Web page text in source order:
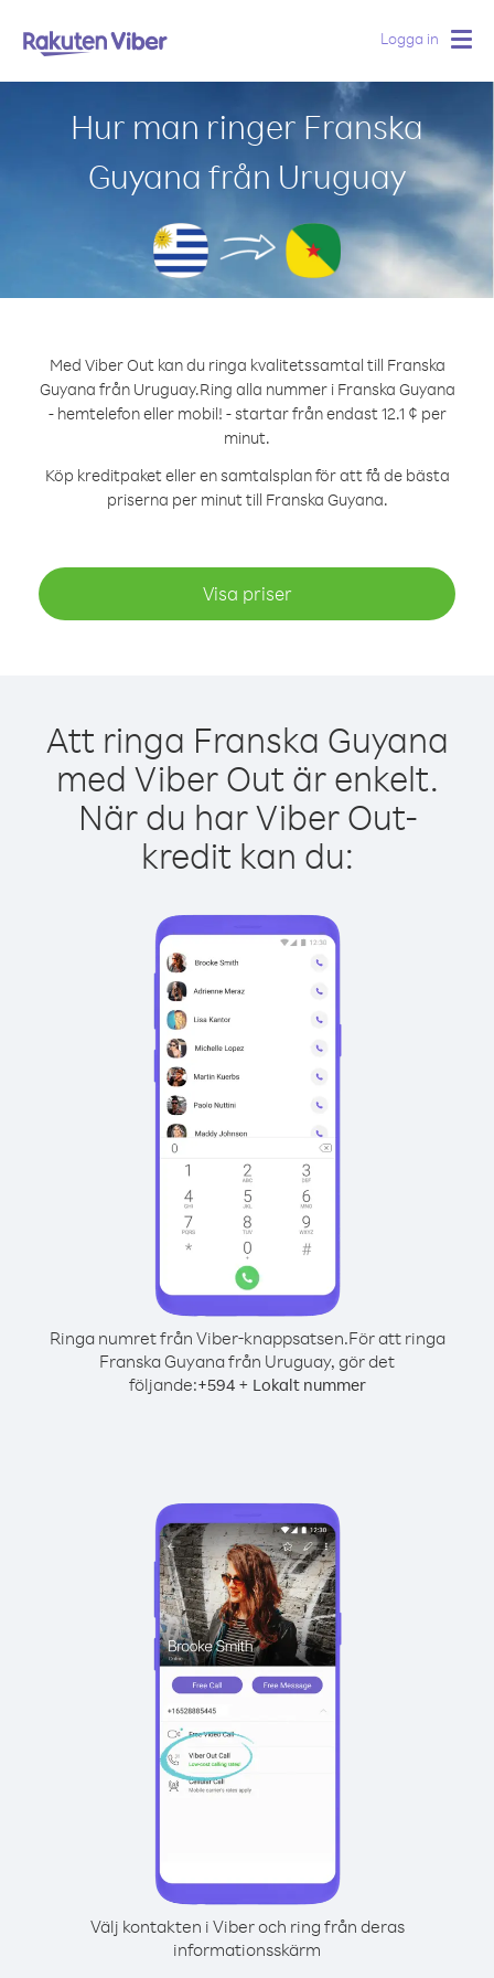
Logga in
Hur man ringer Franska
Guyana från Uruguay
Med Viber Out kan du ringa kvalitetssamtal till Franska
Guyana från Uruguay.Ring alla nummer i Franska Guyana
- hemtelefon eller mobil! - startar från endast 12.1 ¢ per
minut.
Köp kreditpaket eller en samtalsplan för att få de bästa
priserna per minut till Franska Guyana.
Visa priser
Att ringa Franska Guyana
med Viber Out är enkelt.
När du har Viber Out-
kredit kan du:
Ringa numret från Viber-knappsatsen.För att ringa
Franska Guyana från Uruguay, gör det
följande:+594+ Lokalt nummer
Välj kontakten i Viber och ring från deras
informationsskärm